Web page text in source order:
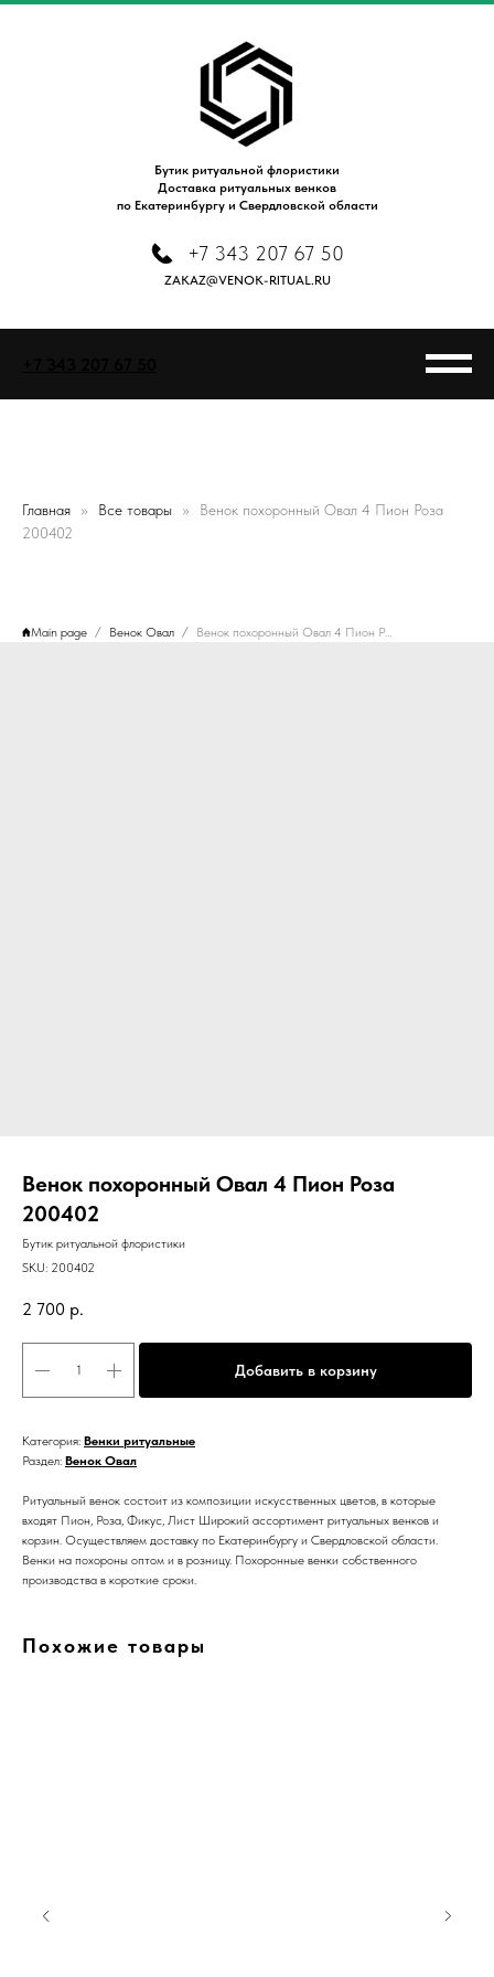
Бутик ритуальной флористики
Доставка ритуальных венков
по Екатеринбургу и Свердловской области
+7 343 207 67 50
ZAKAZ@VENOK-RITUAL.RU
Главная Все товары
Венок похоронный Овал 4 Пион Роза
200402
Main page Венок Овал Венок похоронный Овал 4 Пион Роза 200402
Венок похоронный Овал 4 Пион Роза
200402
Бутик ритуальной флористики
SKU: 200402
2 700 р.
Добавить в корзину
Категория: Венки ритуальные
Раздел: Венок Овал
Ритуальный венок состоит из композиции искусственных цветов, в которые
входят Пион, Роза, Фикус, Лист Широкий ассортимент ритуальных венков и
корзин. Осуществляем доставку по Екатеринбургу и Свердловской области.
Венки на похороны оптом и в розницу. Похоронные венки собственного
производства в короткие сроки.
Похожие товары